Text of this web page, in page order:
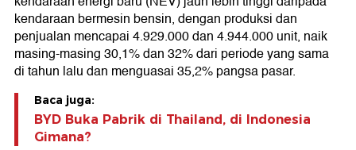
kendaraan bermesin bensin, dengan produksi dan
penjualan mencapai 4.929.000 dan 4.944.000 unit, naik
masing-masing 30,1% dan 32% dari periode yang sama
di tahun lalu dan menguasai 35,2% pangsa pasar.
Baca juga:
BYD Buka Pabrik di Thailand, di Indonesia
Gimana?